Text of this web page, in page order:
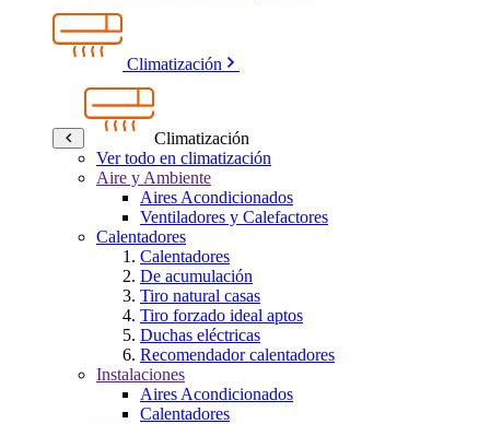
Climatización
Climatización
Ver todo en climatización
Aire y Ambiente
Aires Acondicionados
Ventiladores y Calefactores
Calentadores
Calentadores
De acumulación
Tiro natural casas
Tiro forzado ideal aptos
Duchas eléctricas
Recomendador calentadores
Instalaciones
Aires Acondicionados
Calentadores